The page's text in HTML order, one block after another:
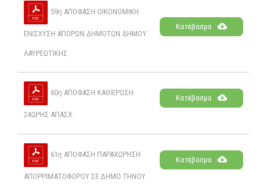
59η ΑΠΟΦΑΣΗ ΟΙΚΟΝΟΜΙΚΗ
ΕΝΙΣΧΥΣΗ ΑΠΟΡΩΝ ΔΗΜΟΤΩΝ ΔΗΜΟΥ
ΛΑΥΡΕΩΤΙΚΗΣ
Κατέβασμα
60η ΑΠΟΦΑΣΗ ΚΑΘΙΕΡΩΣΗ
24ΩΡΗΣ ΑΠΑΣΧ.
Κατέβασμα
61η ΑΠΟΦΑΣΗ ΠΑΡΑΧΩΡΗΣΗ
ΑΠΟΡΡΙΜΑΤΟΦΟΡΟΥ ΣΕ ΔΗΜΟ ΤΗΝΟΥ.
Κατέβασμα